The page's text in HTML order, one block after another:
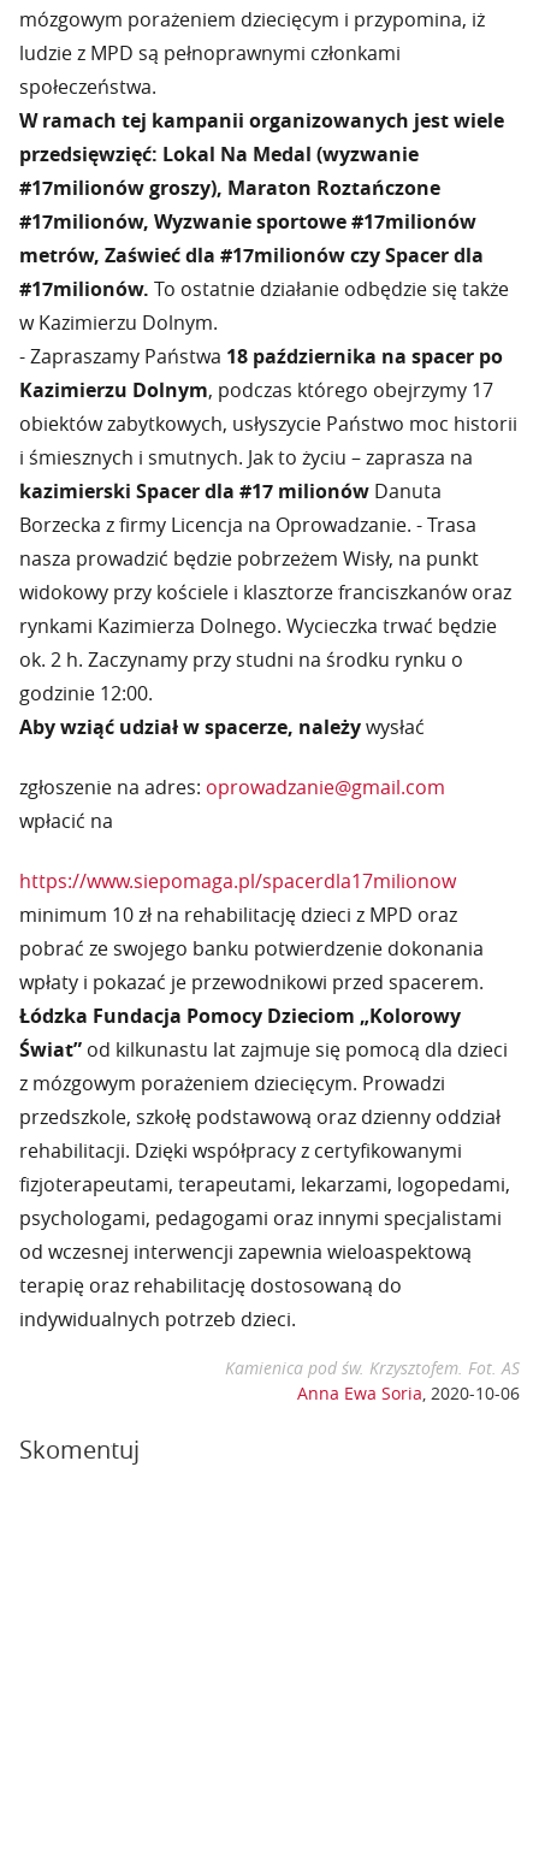
mózgowym porażeniem dziecięcym i przypomina, iż
ludzie z MPD są pełnoprawnymi członkami
społeczeństwa.
W ramach tej kampanii organizowanych jest wiele
przedsięwzięć: Lokal Na Medal (wyzwanie
#17milionów groszy), Maraton Roztańczone
#17milionów, Wyzwanie sportowe #17milionów
metrów, Zaświeć dla #17milionów czy Spacer dla
#17milionów. To ostatnie działanie odbędzie się także
w Kazimierzu Dolnym.
- Zapraszamy Państwa 18 października na spacer po
Kazimierzu Dolnym, podczas którego obejrzymy 17
obiektów zabytkowych, usłyszycie Państwo moc historii
i śmiesznych i smutnych. Jak to życiu – zaprasza na
kazimierski Spacer dla #17 milionów Danuta
Borzecka z firmy Licencja na Oprowadzanie. - Trasa
nasza prowadzić będzie pobrzeżem Wisły, na punkt
widokowy przy kościele i klasztorze franciszkanów oraz
rynkami Kazimierza Dolnego. Wycieczka trwać będzie
ok. 2 h. Zaczynamy przy studni na środku rynku o
godzinie 12:00.
Aby wziąć udział w spacerze, należywysłać
zgłoszenie na adres: oprowadzanie@gmail.com
wpłacić na
https://www.siepomaga.pl/spacerdla17milionow
minimum 10 zł na rehabilitację dzieci z MPD oraz
pobrać ze swojego banku potwierdzenie dokonania
wpłaty i pokazać je przewodnikowi przed spacerem.
Łódzka Fundacja Pomocy Dzieciom „Kolorowy
Świat” od kilkunastu lat zajmuje się pomocą dla dzieci
z mózgowym porażeniem dziecięcym. Prowadzi
przedszkole, szkołę podstawową oraz dzienny oddział
rehabilitacji. Dzięki współpracy z certyfikowanymi
fizjoterapeutami, terapeutami, lekarzami, logopedami,
psychologami, pedagogami oraz innymi specjalistami
od wczesnej interwencji zapewnia wieloaspektową
terapię oraz rehabilitację dostosowaną do
indywidualnych potrzeb dzieci.
Kamienica pod św. Krzysztofem. Fot. AS
Anna Ewa Soria, 2020-10-06
Skomentuj